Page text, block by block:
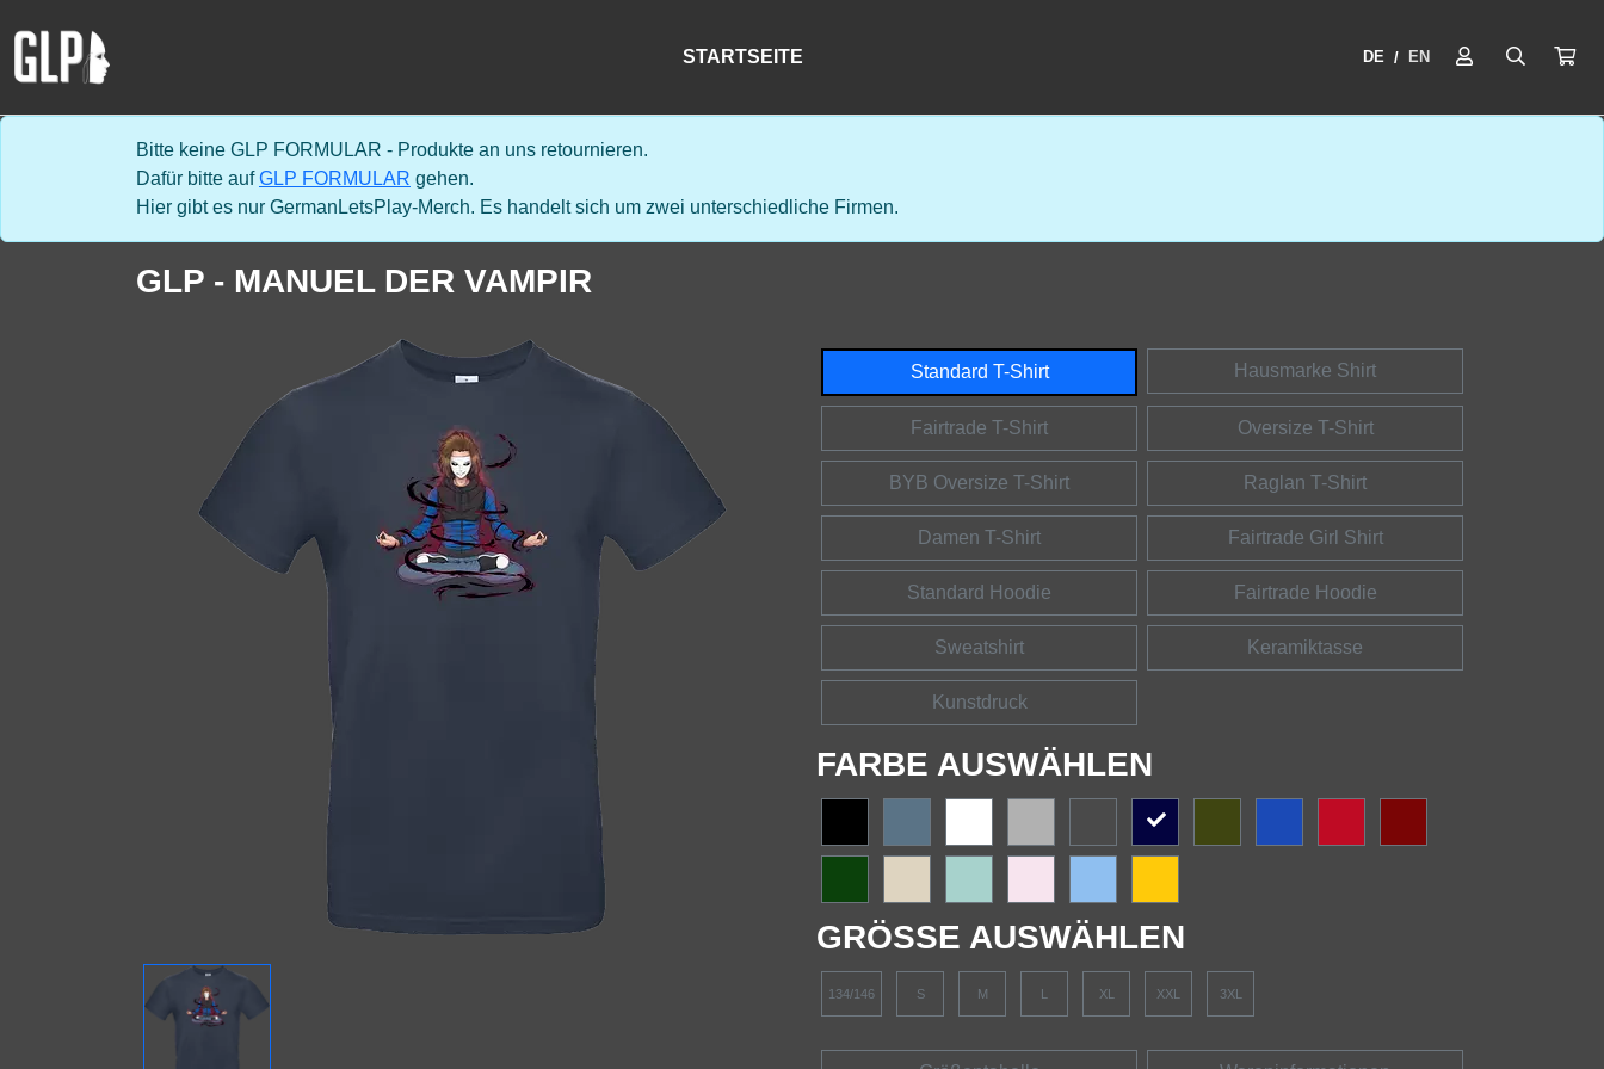
STARTSEITE DE / EN
Bitte keine GLP FORMULAR - Produkte an uns retournieren.
Dafür bitte aufGLP FORMULAR gehen.
Hier gibt es nur GermanLetsPlay-Merch. Es handelt sich um zwei unterschiedliche Firmen.
GLP - MANUEL DER VAMPIR
Standard T-Shirt Hausmarke Shirt
Fairtrade T-Shirt Oversize T-Shirt
BYB Oversize T-Shirt Raglan T-Shirt
Damen T-Shirt Fairtrade Girl Shirt
Standard Hoodie Fairtrade Hoodie
Sweatshirt Keramiktasse
Kunstdruck
FARBE AUSWÄHLEN
GRÖSSE AUSWÄHLEN
134/146 S M L XL XXL 3XL